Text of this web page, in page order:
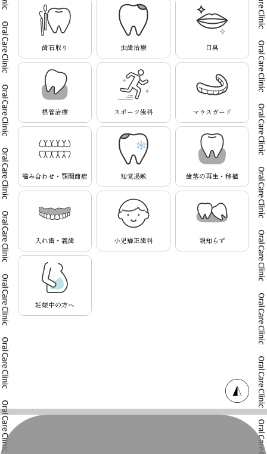
歯石取り 虫歯治療 口臭
根管治療 スポーツ歯科 マウスガード
噛み合わせ・顎関節症 知覚過敏 歯茎の再生・移植
入れ歯・義歯 小児矯正歯科 親知らず
妊娠中の方へ